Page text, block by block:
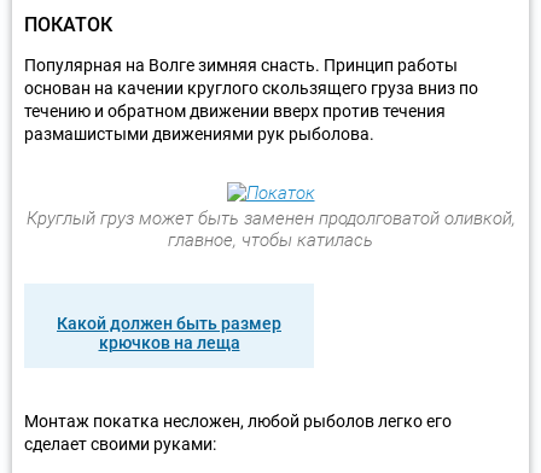
ПОКАТОК
Популярная на Волге зимняя снасть. Принцип работы
основан на качении круглого скользящего груза вниз по
течению и обратном движении вверх против течения
размашистыми движениями рук рыболова.
Круглый груз может быть заменен продолговатой оливкой,
главное, чтобы катилась
Какой должен быть размер
крючков на леща
Монтаж покатка несложен, любой рыболов легко его
сделает своими руками: